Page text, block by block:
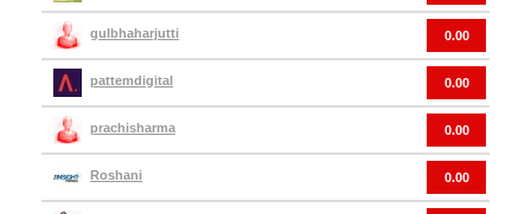
gulbhaharjutti 0.00
pattemdigital 0.00
prachisharma 0.00
Roshani 0.00